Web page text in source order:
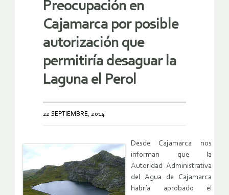
Preocupación en
Cajamarca por posible
autorización que
permitiría desaguar la
Laguna el Perol
22 SEPTIEMBRE, 2014
Desde Cajamarca nos
informan que la
Autoridad Administrativa
del Agua de Cajamarca
habría aprobado el